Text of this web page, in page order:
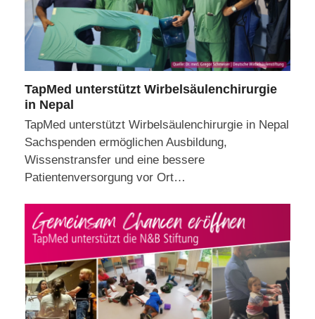
TapMed unterstützt Wirbelsäulenchirurgie
in Nepal
TapMed unterstützt Wirbelsäulenchirurgie in Nepal
Sachspenden ermöglichen Ausbildung,
Wissenstransfer und eine bessere
Patientenversorgung vor Ort…